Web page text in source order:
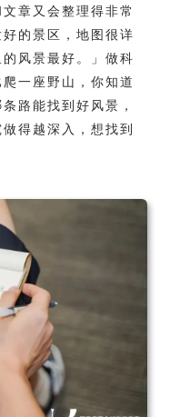
章又会整理得非常
的景区，地图很详
风景最好。」做科
一座野山，你知道
路能找到好风景，
得越深入，想找到